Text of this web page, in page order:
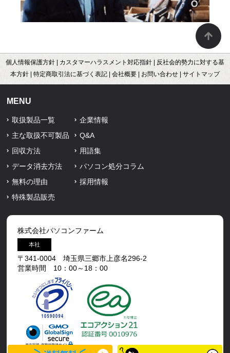
個人情報保護方針 カスタマーハラスメント対応指針
反社会的勢力に対する基
本方針
特定商取引法に基づく表記 会社概要 お問い合わせ サイトマップ
MENU
取扱製品一覧
主な取扱不可製品
回収方法
データ消去方法
無料の理由
特殊製品販売
企業情報
Q&A
用語集
パソコン処分コラム
採用情報
株式会社パソコンファーム
本社
〒341-0004 埼玉県三郷市上彦名296-2
営業時間 10：00～18：00